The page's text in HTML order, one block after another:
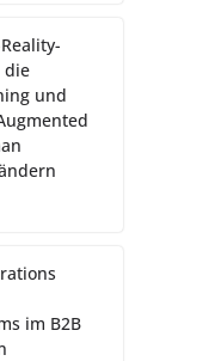
die
und
im B2B